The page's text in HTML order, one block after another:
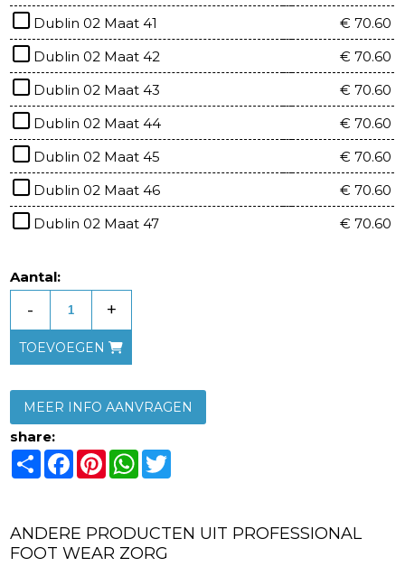
Dublin 02 Maat 41
€ 70.60
Dublin 02 Maat 42
€ 70.60
Dublin 02 Maat 43
€ 70.60
Dublin 02 Maat 44
€ 70.60
Dublin 02 Maat 45
€ 70.60
Dublin 02 Maat 46
€ 70.60
Dublin 02 Maat 47
€ 70.60
Aantal:
- +
TOEVOEGEN
MEER INFO AANVRAGEN
share:
ShareFacebook
PinterestWhatsApp
ANDERE PRODUCTEN UIT PROFESSIONAL
FOOT WEAR ZORG